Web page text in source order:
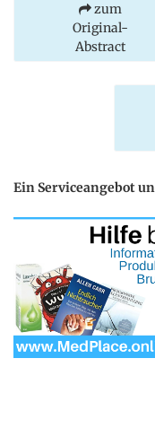
zum
Original-
Abstract
Ein Serviceangebot